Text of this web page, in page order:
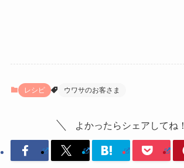
レシピ ウワサのお客さま
よかったらシェアしてね！